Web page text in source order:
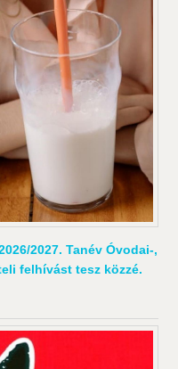
2027. Tanév Óvodai-,
felhívást tesz közzé.